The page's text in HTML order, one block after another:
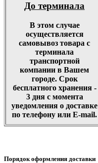
До терминала
В этом случае
осуществляется
самовывоз товара с
терминала
транспортной
компании в Вашем
городе. Срок
бесплатного хранения -
3 дня с момента
уведомления о доставке
по телефону или E-mail.
Порядок оформления доставки